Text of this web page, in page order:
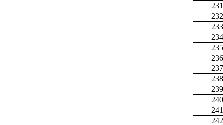
231
232
233
234
235
236
237
238
239
240
241
242